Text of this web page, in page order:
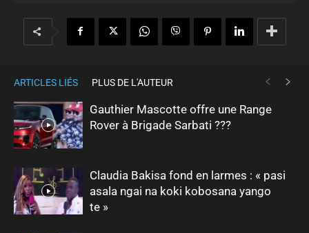
ARTICLES LIÉS PLUS DE L'AUTEUR
Gauthier Mascotte offre une Range
Rover à Brigade Sarbati ???
Claudia Bakisa fond en larmes : « pasi
asala ngai na koki kobosana yango
te »